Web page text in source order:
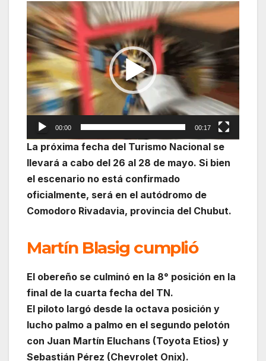
Reproductor
de
vídeo
00:00 00:17
La próxima fecha del Turismo Nacional se
llevará a cabo del 26 al 28 de mayo. Si bien
el escenario no está confirmado
oficialmente, será en el autódromo de
Comodoro Rivadavia, provincia del Chubut.
Martín Blasig cumplió
El obereño se culminó en la 8° posición en la
final de la cuarta fecha del TN.
El piloto largó desde la octava posición y
lucho palmo a palmo en el segundo pelotón
con Juan Martín Eluchans (Toyota Etios) y
Sebastián Pérez (Chevrolet Onix).